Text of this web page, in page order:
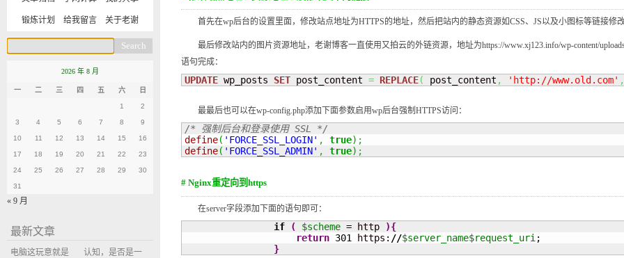
首先在wp后台的设置里面，修改站点地址为HTTPS的地址，然后把站内的静态资源如CSS、JS以及小图标等链接修改
最后修改站内的图片资源地址，老谢博客一直使用又拍云的外链资源，地址为https://www.xj123.info/wp-content/
语句完成：
UPDATE wp_posts SET post_content = REPLACE( post_content , 'http://www.old.com' ,
最最后也可以在wp-config.php添加下面参数启用wp后台强制HTTPS访问：
/* 强制后台和登录使用 SSL */
define( 'FORCE_SSL_LOGIN' , true) ;
define( 'FORCE_SSL_ADMIN' , true) ;
# Nginx重定向到https
在server字段添加下面的语句即可：
if ( $scheme = http ){
return 301 https: //$server_name$request_uri ;
}
锻炼计划 给我留言 关于老谢
2026 年 8 月
一 二 三 四 五 六 日
1 2
3 4 5 6 7 8 9
10 11 12 13 14 15 16
17 18 19 20 21 22 23
24 25 26 27 28 29 30
31
« 9 月
最新文章
电脑这玩意就是
认知，是否是一